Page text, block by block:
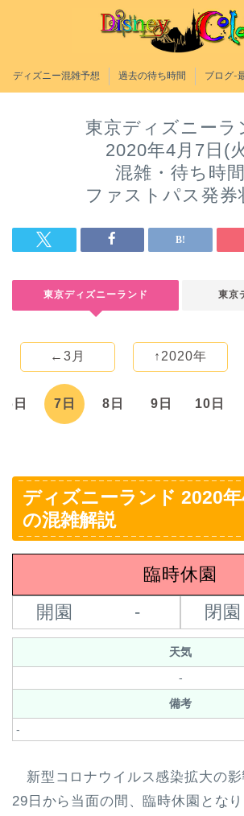
ディズニー混雑予想 過去の待ち時間 ブログ-
東京ディズニーラ
2020年4月7日(
混雑・待ち時間
ファストパス発券
東京ディズニーランド 東京
←3月 ↑2020年
6日 7日 8日 9日 10日
ディズニーランド 2020
の混雑解説
臨時休園
開園
- 閉園
天気
-
備考
-
新型コロナウイルス感染拡大の影
29日から当面の間、臨時休園となり